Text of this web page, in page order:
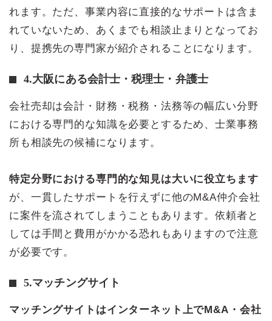
れます。ただ、事業内容に直接的なサポートは含ま
れていないため、あくまでも相談止まりとなってお
り、提携先の専門家が紹介されることになります。
4.大阪にある会計士・税理士・弁護士
会社売却は会計・財務・税務・法務等の幅広い分野
における専門的な知識を必要とするため、士業事務
所も相談先の候補になります。
特定分野における専門的な知見は大いに役立ちます
が、一貫したサポートを行えずに他のM&A仲介会社
に案件を流されてしまうこともあります。依頼者と
しては手間と費用がかかる恐れもありますので注意
が必要です。
5.マッチングサイト
マッチングサイトはインターネット上でM&A・会社